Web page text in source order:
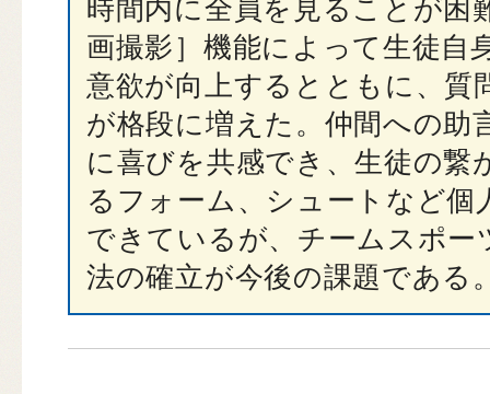
時間内に全員を見ることが困
画撮影］機能によって生徒自
意欲が向上するとともに、質
が格段に増えた。仲間への助
に喜びを共感でき、生徒の繋
るフォーム、シュートなど個
できているが、チームスポー
法の確立が今後の課題である